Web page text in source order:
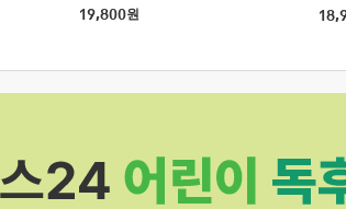
19,800원